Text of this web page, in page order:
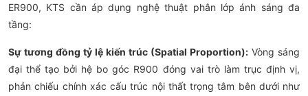
ER900, KTS cần áp dụng nghệ thuật phân lớp ánh sáng đa
tầng:
Sự tương đồng tỷ lệ kiến trúc (Spatial Proportion): Vòng sáng
đại thể tạo bởi hệ bo góc R900 đóng vai trò làm trục định vị,
phản chiếu chính xác cấu trúc nội thất trọng tâm bên dưới như